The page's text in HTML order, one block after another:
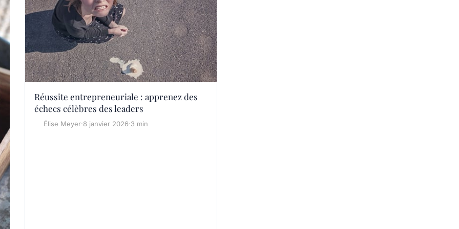
Réussite entrepreneuriale : apprenez des
échecs célèbres des leaders
Élise Meyer·8 janvier 2026·3 min